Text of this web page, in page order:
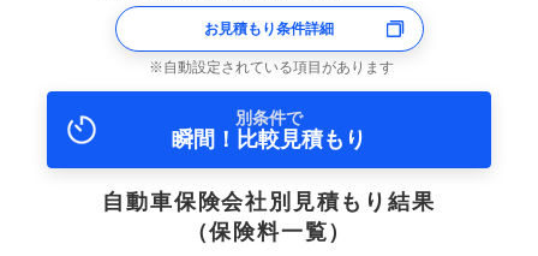
お見積もり条件詳細
自動設定されている項目があります
別条件で
瞬間！比較見積もり
自動車保険会社別見積もり結果
（保険料一覧）